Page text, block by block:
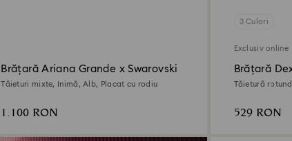
Brățară Ariana Grande x Swarovski
Tăieturi mixte, Inimă, Alb, Placat cu rodiu
1.100 RON
3 Culori
Exclusiv online
Brățară
Tăietură
529 RON